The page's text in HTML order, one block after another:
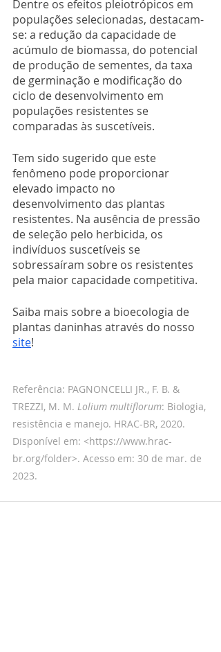
Dentre os efeitos pleiotrópicos em
populações selecionadas, destacam-
se: a redução da capacidade de
acúmulo de biomassa, do potencial
de produção de sementes, da taxa
de germinação e modificação do
ciclo de desenvolvimento em
populações resistentes se
comparadas às suscetíveis.
Tem sido sugerido que este
fenômeno pode proporcionar
elevado impacto no
desenvolvimento das plantas
resistentes. Na ausência de pressão
de seleção pelo herbicida, os
indivíduos suscetíveis se
sobressaíram sobre os resistentes
pela maior capacidade competitiva.
Saiba mais sobre a bioecologia de
plantas daninhas através do nosso
site!
Referência: PAGNONCELLI JR., F. B. &
TREZZI, M. M. Lolium multiflorum: Biologia,
resistência e manejo. HRAC-BR, 2020.
Disponível em: <https://www.hrac-
br.org/folder>. Acesso em: 30 de mar. de
2023.